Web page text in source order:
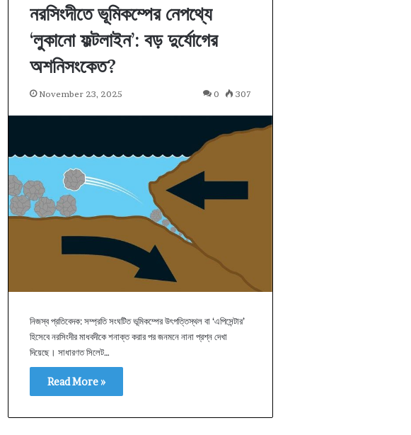
নরসিংদীতে ভূমিকম্পের নেপথ্যে
‘লুকানো ফল্টলাইন’: বড় দুর্যোগের
অশনিসংকেত?
November 23, 2025 0 307
নিজস্ব প্রতিবেদক: সম্প্রতি সংঘটিত ভূমিকম্পের উৎপত্তিস্থল বা ‘এপিসেন্টার’
হিসেবে নরসিংদীর মাধবদীকে শনাক্ত করার পর জনমনে নানা প্রশ্ন দেখা
দিয়েছে। সাধারণত সিলেট…
Read More »